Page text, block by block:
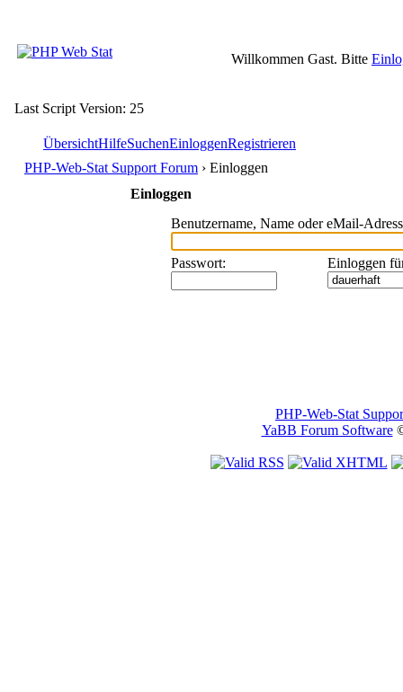
Willkommen Gast. Bitte
Last Script Version: 25
ÜbersichtHilfeSuchenEinloggenRegistrieren
PHP-Web-Stat Support Forum › Einloggen
Einloggen
Benutzername, Name oder eMail-
Passwort: Einloggen
PHP-Web-Stat
YaBB Forum Software©